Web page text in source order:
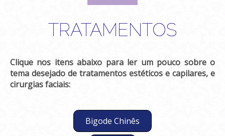
TRATAMENTOS
Clique nos itens abaixo para ler um pouco sobre o
tema desejado de tratamentos estéticos e capilares, e
cirurgias faciais:
Bigode Chinês